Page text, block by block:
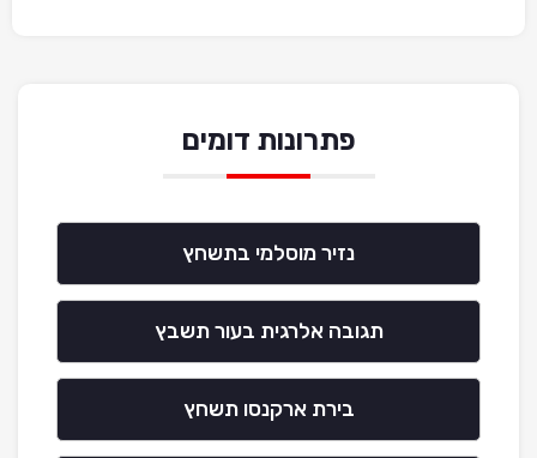
פתרונות דומים
נזיר מוסלמי בתשחץ
תגובה אלרגית בעור תשבץ
בירת ארקנסו תשחץ